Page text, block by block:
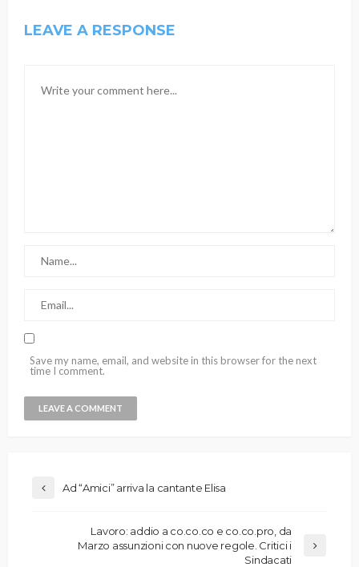
LEAVE A RESPONSE
Save my name, email, and website in this browser for the next
time I comment.
Ad “Amici” arriva la cantante Elisa
Lavoro: addio a co.co.co e co.co.pro, da
Marzo assunzioni con nuove regole. Critici i
Sindacati